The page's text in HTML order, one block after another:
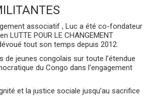
associatif , Luc a été co-fondateur
LUTTE POUR LE CHANGEMENT
tout son temps depuis 2012.
de jeunes congolais sur toute l’étendue
du Congo dans l’engagement
et la justice sociale jusqu’au sacrifice